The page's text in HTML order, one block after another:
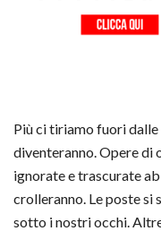
Più ci tiriamo fuori
diventeranno. Opere di
ignorate e trascurate
crolleranno. Le poste
sotto i nostri occhi.